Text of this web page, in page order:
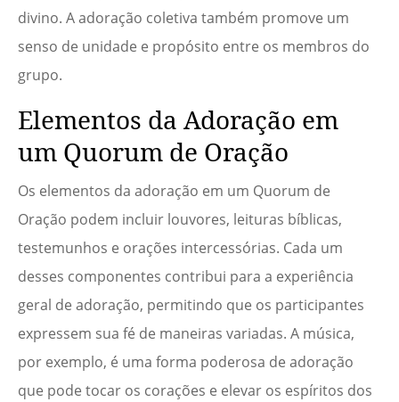
divino. A adoração coletiva também promove um
senso de unidade e propósito entre os membros do
grupo.
Elementos da Adoração em
um Quorum de Oração
Os elementos da adoração em um Quorum de
Oração podem incluir louvores, leituras bíblicas,
testemunhos e orações intercessórias. Cada um
desses componentes contribui para a experiência
geral de adoração, permitindo que os participantes
expressem sua fé de maneiras variadas. A música,
por exemplo, é uma forma poderosa de adoração
que pode tocar os corações e elevar os espíritos dos